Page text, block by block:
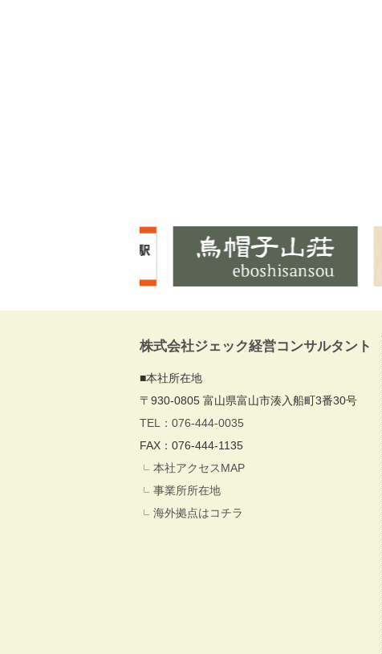
株式会社ジェック経営コンサルタント
■本社所在地
〒930-0805 富山県富山市湊入船町3番30号
TEL：076-444-0035
FAX：076-444-1135
本社アクセスMAP
事業所所在地
海外拠点はコチラ